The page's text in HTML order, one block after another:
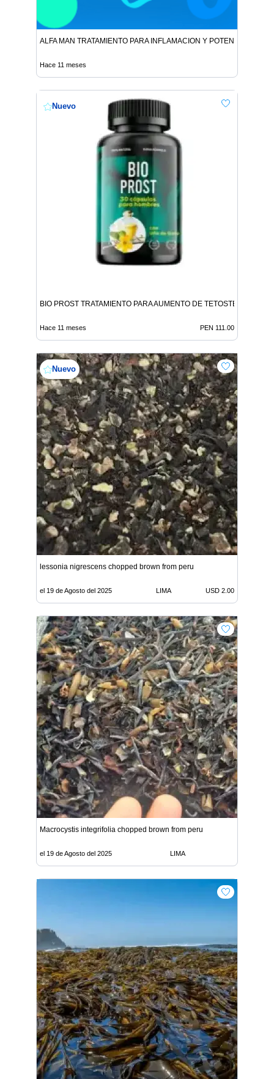
ALFA MAN TRATAMIENTO PARA INFLAMACION Y POTENCIA
Hace 11 meses
Nuevo
BIO PROST TRATAMIENTO PARA AUMENTO DE TETOSTERONA
Hace 11 meses PEN 111.00
Nuevo
lessonia nigrescens chopped brown from peru
el 19 de Agosto del 2025 LIMA USD 2.00
Macrocystis integrifolia chopped brown from peru
el 19 de Agosto del 2025 LIMA